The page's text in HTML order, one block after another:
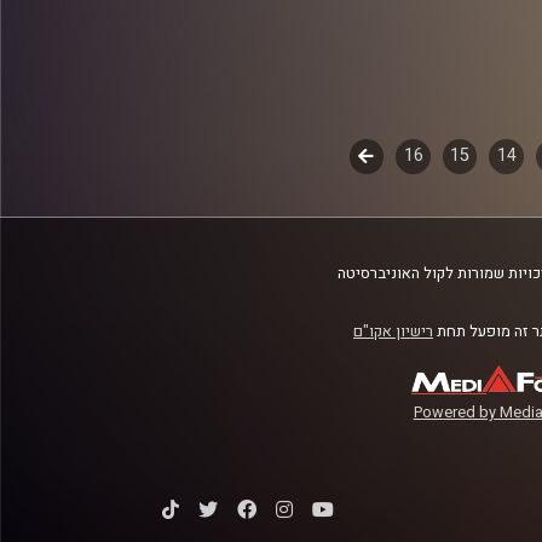
14
15
16
לשלב
שמורות לקול האוניברסיטה
זה מופעל תחת רישיון אקו"ם
Powered by